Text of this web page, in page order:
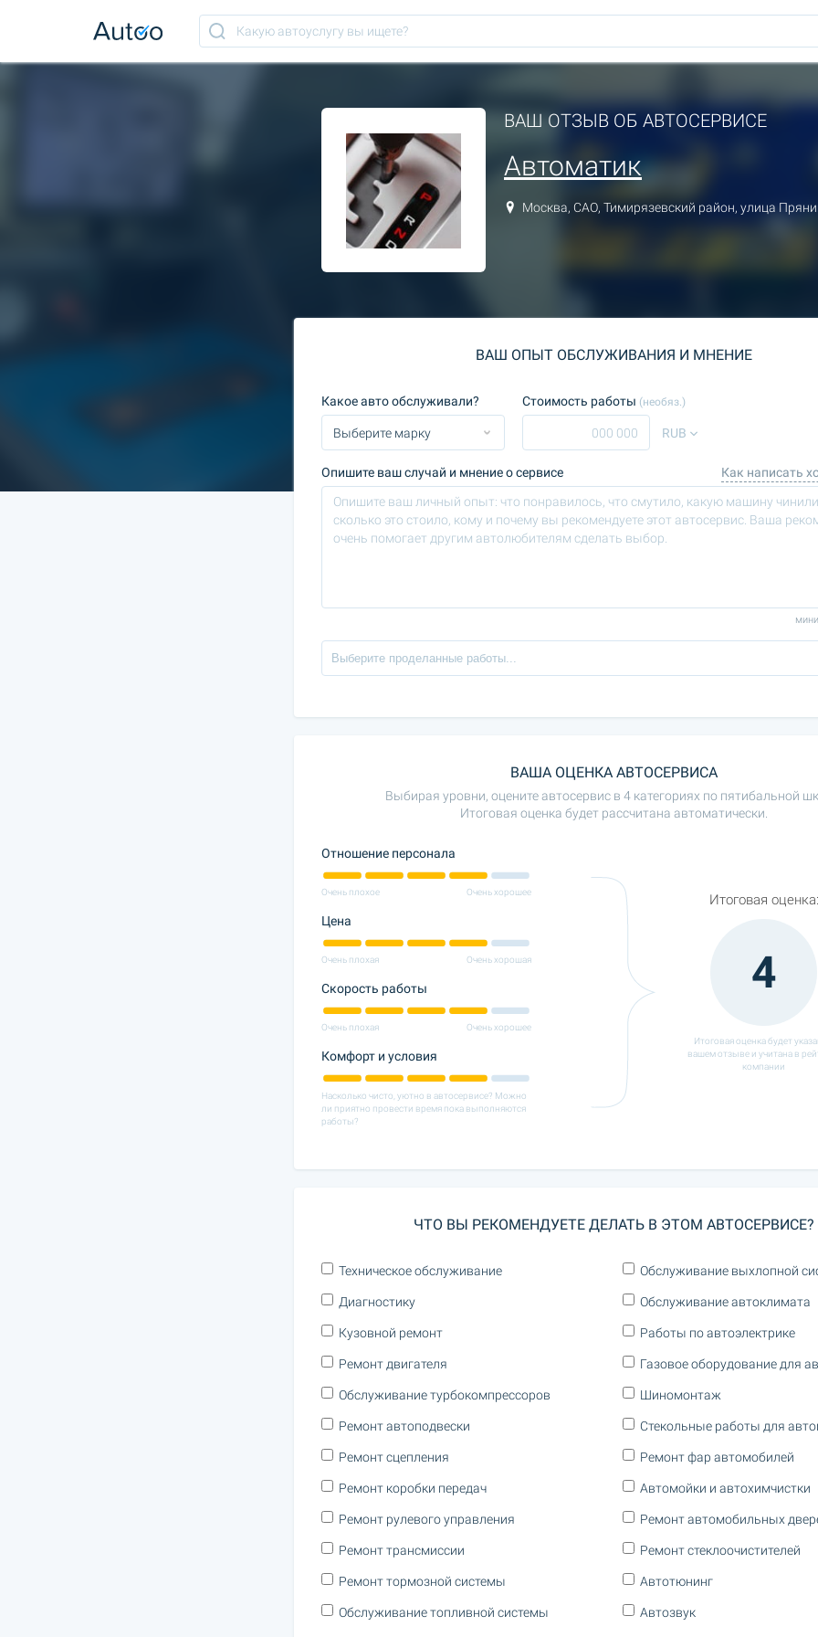
ВАШ ОТЗЫВ ОБ АВТОСЕРВИСЕ
Автоматик
Москва, САО, Тимирязевский район, улица
ВАШ ОПЫТ ОБСЛУЖИВАНИЯ И МНЕНИЕ
Какое авто обслуживали? Стоимость работы (необяз.)
RUB
Опишите ваш случай и мнение о сервисе Как написать
ВАША ОЦЕНКА АВТОСЕРВИСА
Выбирая уровни, оцените автосервис в 4 категориях по пятибальной
Итоговая оценка будет рассчитана автоматически.
Отношение персонала
Очень плохое Очень хорошее
Цена
Очень плохая Очень хорошая
Скорость работы
Очень плохая Очень хорошее
Комфорт и условия
Насколько чисто, уютно в автосервисе? Можно
ли приятно провести время пока выполняются
работы?
Итоговая оценка:
4
Итоговая оценка будет
вашем отзыве и учитана в
компании
ЧТО ВЫ РЕКОМЕНДУЕТЕ ДЕЛАТЬ В ЭТОМ АВТОСЕРВИСЕ?
Техническое обслуживание
Диагностику
Кузовной ремонт
Ремонт двигателя
Обслуживание турбокомпрессоров
Ремонт автоподвески
Ремонт сцепления
Ремонт коробки передач
Ремонт рулевого управления
Ремонт трансмиссии
Ремонт тормозной системы
Обслуживание топливной системы
Обслуживание выхлопной
Обслуживание автоклимата
Работы по автоэлектрике
Газовое оборудование для
Шиномонтаж
Стекольные работы для
Ремонт фар автомобилей
Автомойки и автохимчистки
Ремонт автомобильных
Ремонт стеклоочистителей
Автотюнинг
Автозвук